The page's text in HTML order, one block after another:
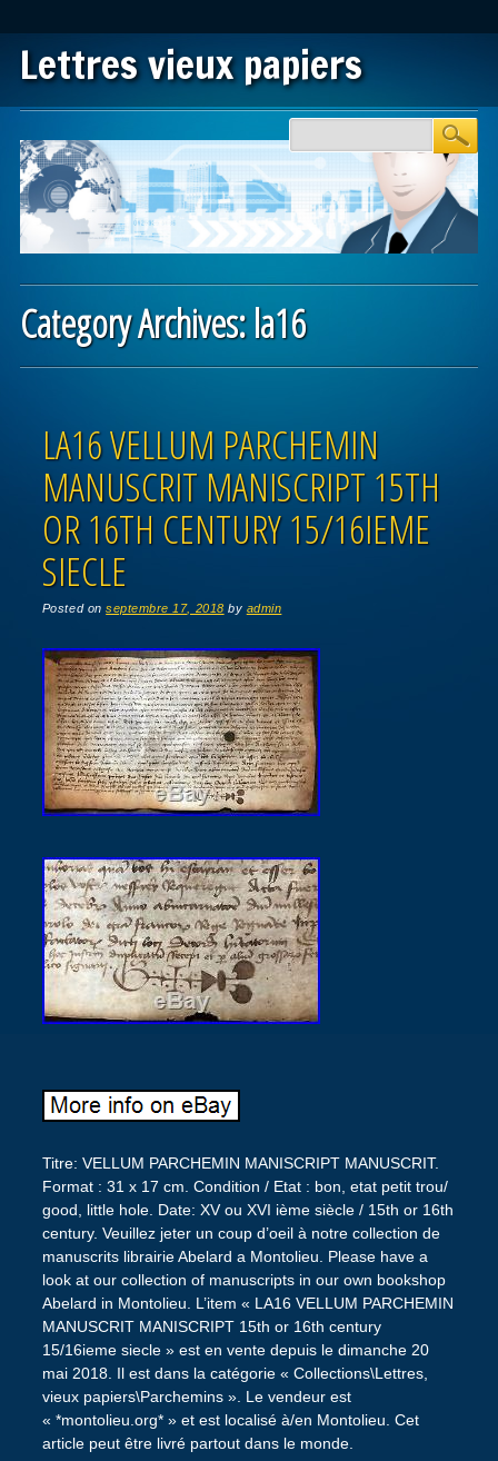
Lettres vieux papiers
Main menu
Category Archives:la16
LA16 VELLUM PARCHEMIN
MANUSCRIT MANISCRIPT 15TH
OR 16TH CENTURY 15/16IEME
SIECLE
Posted onseptembre 17, 2018 by admin
Titre: VELLUM PARCHEMIN MANISCRIPT MANUSCRIT.
Format : 31 x 17 cm. Condition / Etat : bon, etat petit trou/
good, little hole. Date: XV ou XVI ième siècle / 15th or 16th
century. Veuillez jeter un coup d’oeil à notre collection de
manuscrits librairie Abelard a Montolieu. Please have a
look at our collection of manuscripts in our own bookshop
Abelard in Montolieu. L’item « LA16 VELLUM PARCHEMIN
MANUSCRIT MANISCRIPT 15th or 16th century
15/16ieme siecle » est en vente depuis le dimanche 20
mai 2018. Il est dans la catégorie « Collections\Lettres,
vieux papiers\Parchemins ». Le vendeur est
« *montolieu.org* » et est localisé à/en Montolieu. Cet
article peut être livré partout dans le monde.